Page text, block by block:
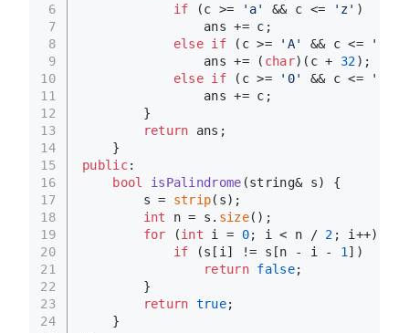
6
7
8
9
10
11
12
13
14
15
16
17
18
19
20
21
22
23
24
if (c >= 'a' && c <= 'z' )
                ans += c;
else if (c >= 'A' && c <= 'Z'
                ans += (
char)(c + 32);
else if (c >= '0' && c <= '9'
                ans += c;
        }
return ans;
    }
public:
bool
isPalindrome (string& s)
{
        s =
strip(s);
int n = s. size();
for (int i = 0; i < n / 2 ; i++) {
if (s[i] != s[n - i - 1 ])
return false;
        }
return true;
    }